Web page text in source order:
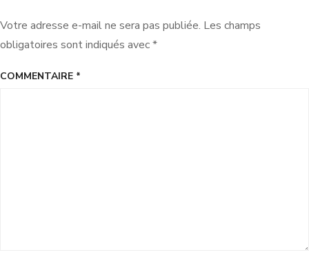
Votre adresse e-mail ne sera pas publiée. Les champs
obligatoires sont indiqués avec*
COMMENTAIRE *